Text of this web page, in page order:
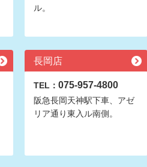
ル。
長岡店
TEL： 075-957-4800
阪急長岡天神駅下車、アゼ
リア通り東入ル南側。